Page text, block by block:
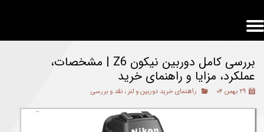
بررسی کامل دوربین نیکون Z6 | مشخصات،
عملکرد، مزایا و راهنمای خرید
۲۹ بهمن ۰۴ راهنمای خرید دوربین و لنز، نقد و بررسی